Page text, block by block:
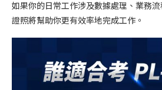
如果你的日常工作涉及數據處理、業務
證照將幫助你更有效率地完成工作。